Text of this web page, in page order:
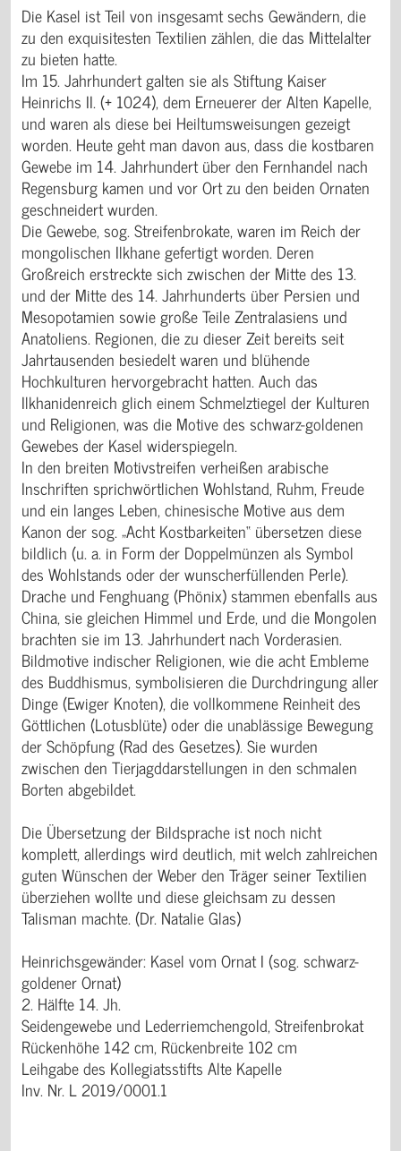
Die Kasel ist Teil von insgesamt sechs Gewändern, die
zu den exquisitesten Textilien zählen, die das Mittelalter
zu bieten hatte.
Im 15. Jahrhundert galten sie als Stiftung Kaiser
Heinrichs II. (+ 1024), dem Erneuerer der Alten Kapelle,
und waren als diese bei Heiltumsweisungen gezeigt
worden. Heute geht man davon aus, dass die kostbaren
Gewebe im 14. Jahrhundert über den Fernhandel nach
Regensburg kamen und vor Ort zu den beiden Ornaten
geschneidert wurden.
Die Gewebe, sog. Streifenbrokate, waren im Reich der
mongolischen Ilkhane gefertigt worden. Deren
Großreich erstreckte sich zwischen der Mitte des 13.
und der Mitte des 14. Jahrhunderts über Persien und
Mesopotamien sowie große Teile Zentralasiens und
Anatoliens. Regionen, die zu dieser Zeit bereits seit
Jahrtausenden besiedelt waren und blühende
Hochkulturen hervorgebracht hatten. Auch das
Ilkhanidenreich glich einem Schmelztiegel der Kulturen
und Religionen, was die Motive des schwarz-goldenen
Gewebes der Kasel widerspiegeln.
In den breiten Motivstreifen verheißen arabische
Inschriften sprichwörtlichen Wohlstand, Ruhm, Freude
und ein langes Leben, chinesische Motive aus dem
Kanon der sog. „Acht Kostbarkeiten“ übersetzen diese
bildlich (u. a. in Form der Doppelmünzen als Symbol
des Wohlstands oder der wunscherfüllenden Perle).
Drache und Fenghuang (Phönix) stammen ebenfalls aus
China, sie gleichen Himmel und Erde, und die Mongolen
brachten sie im 13. Jahrhundert nach Vorderasien.
Bildmotive indischer Religionen, wie die acht Embleme
des Buddhismus, symbolisieren die Durchdringung aller
Dinge (Ewiger Knoten), die vollkommene Reinheit des
Göttlichen (Lotusblüte) oder die unablässige Bewegung
der Schöpfung (Rad des Gesetzes). Sie wurden
zwischen den Tierjagddarstellungen in den schmalen
Borten abgebildet.
Die Übersetzung der Bildsprache ist noch nicht
komplett, allerdings wird deutlich, mit welch zahlreichen
guten Wünschen der Weber den Träger seiner Textilien
überziehen wollte und diese gleichsam zu dessen
Talisman machte. (Dr. Natalie Glas)
Heinrichsgewänder: Kasel vom Ornat I (sog. schwarz-
goldener Ornat)
2. Hälfte 14. Jh.
Seidengewebe und Lederriemchengold, Streifenbrokat
Rückenhöhe 142 cm, Rückenbreite 102 cm
Leihgabe des Kollegiatsstifts Alte Kapelle
Inv. Nr. L 2019/0001.1